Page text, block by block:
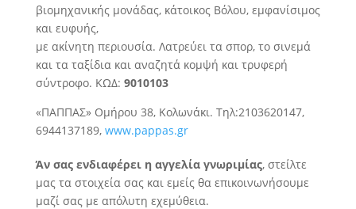
βιομηχανικής μονάδας, κάτοικος Βόλου, εμφανίσιμος
και ευφυής,
με ακίνητη περιουσία. Λατρεύει τα σπορ, το σινεμά
και τα ταξίδια και αναζητά κομψή και τρυφερή
σύντροφο. ΚΩΔ: 9010103
«ΠΑΠΠΑΣ» Ομήρου 38, Κολωνάκι. Τηλ:2103620147,
6944137189, www.pappas.gr
Άν σας ενδιαφέρει η αγγελία γνωριμίας, στείλτε
μας τα στοιχεία σας και εμείς θα επικοινωνήσουμε
μαζί σας με απόλυτη εχεμύθεια.